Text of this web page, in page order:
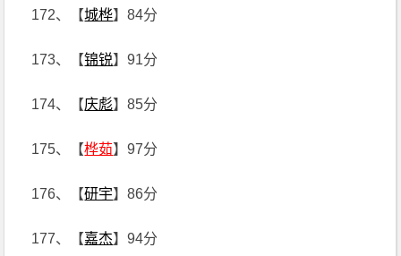
172、【城桦】84分
173、【锦锐】91分
174、【庆彪】85分
175、【桦茹】97分
176、【研宇】86分
177、【嘉杰】94分